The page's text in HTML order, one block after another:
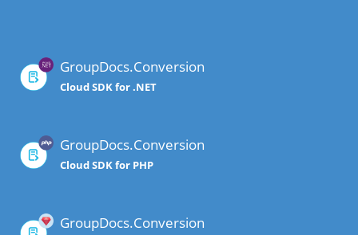
GroupDocs.Conversion
Cloud SDK for .NET
GroupDocs.Conversion
Cloud SDK for PHP
GroupDocs.Conversion